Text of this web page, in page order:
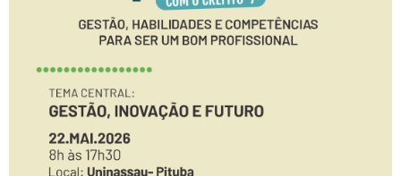
Inscrições abertas para o
“CAPACITANDO COM O
CREFITO-7”